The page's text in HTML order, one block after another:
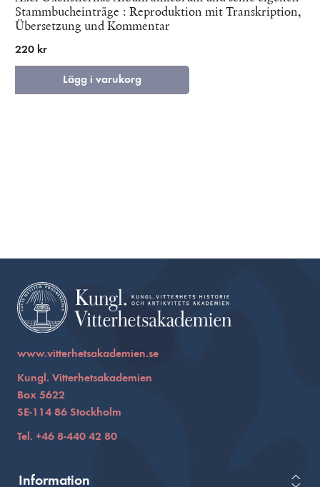
Stammbucheinträge : Reproduktion mit Transkription,
Übersetzung und Kommentar
220 kr
Lägg i varukorg
www.vitterhetsakademien.se
Kungl. Vitterhetsakademien
Box 5622
SE-114 86 Stockholm
Tel. +46 8-440 42 80
Information